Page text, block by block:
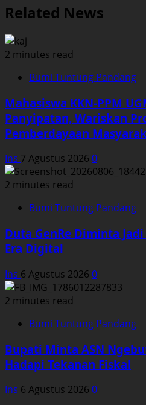
Related News
2 minutes read
Bumi Tuntung Pandang
Mahasiswa KKN-PPM
Panyipatan, Wariskan
Pemberdayaan
Ins 7 Agustus 2026 0
2 minutes read
Bumi Tuntung Pandang
Duta GenRe Diminta
Era Digital
Ins 6 Agustus 2026 0
2 minutes read
Bumi Tuntung Pandang
Bupati Minta ASN
Hadapi Tekanan Fiskal
Ins 6 Agustus 2026 0